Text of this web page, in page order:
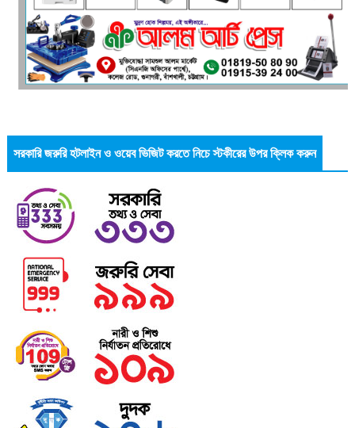
সরকারি জরুরি হটলাইন ও ওয়েব ভিজিট করতে নিচে স্টকীরের উপর ক্লিক করুন